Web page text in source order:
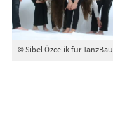
© Sibel Özcelik für TanzBau